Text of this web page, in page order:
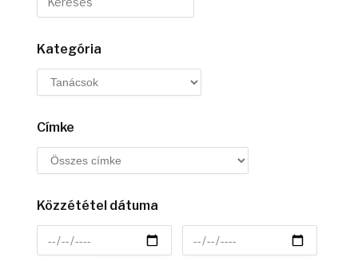
Kategória
Címke
Közzététel dátuma